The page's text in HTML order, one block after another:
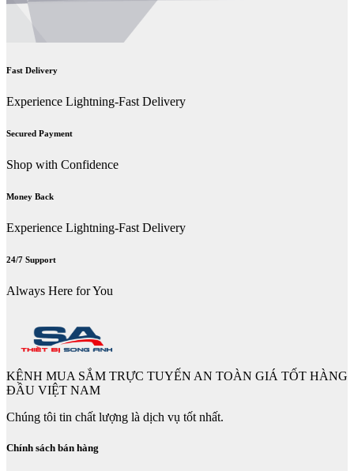
Fast Delivery
Experience Lightning-Fast Delivery
Secured Payment
Shop with Confidence
Money Back
Experience Lightning-Fast Delivery
24/7 Support
Always Here for You
KÊNH MUA SẮM TRỰC TUYẾN AN TOÀN GIÁ TỐT HÀNG
ĐẦU VIỆT NAM
Chúng tôi tin chất lượng là dịch vụ tốt nhất.
Chính sách bán hàng